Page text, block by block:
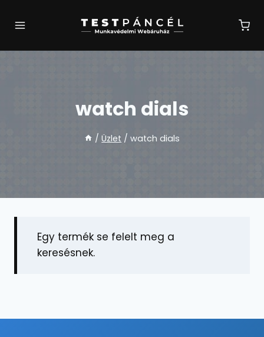
watch dials
/ Üzlet / watch dials
Egy termék se felelt meg a
keresésnek.